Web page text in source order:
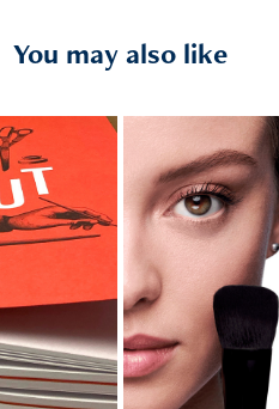
You may also like